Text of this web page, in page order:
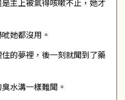
主上被氣得咳嗽不止，她才
她都沒用。
的夢裡，後一刻就聞到了藥
水溝一樣難聞。